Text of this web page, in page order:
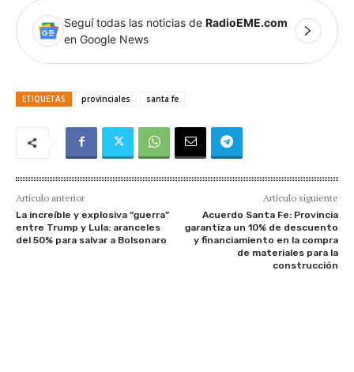
Seguí todas las noticias de RadioEME.com
en Google News
ETIQUETAS provinciales santa fe
Artículo anterior
La increíble y explosiva “guerra”
entre Trump y Lula: aranceles
del 50% para salvar a Bolsonaro
Artículo siguiente
Acuerdo Santa Fe: Provincia
garantiza un 10% de descuento
y financiamiento en la compra
de materiales para la
construcción